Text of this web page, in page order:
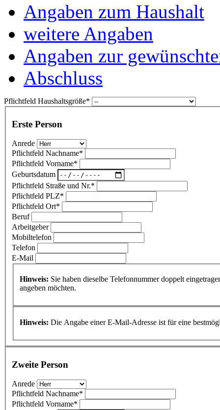
Angaben zum Haushalt
weitere Angaben
Angaben zur
Abschluss
Pflichtfeld Haushaltsgröße*
Erste Person
Anrede
Pflichtfeld Nachname*
Pflichtfeld Vorname*
Geburtsdatum
Pflichtfeld Straße und Nr.*
Pflichtfeld PLZ*
Pflichtfeld Ort*
Beruf
Arbeitgeber
Mobiltelefon
Telefon
E-Mail
Hinweis: Sie haben dieselbe Telefonnummer doppelt
angeben möchten.
Hinweis: Die Angabe einer E-Mail-Adresse ist für eine
Zweite Person
Anrede
Pflichtfeld Nachname*
Pflichtfeld Vorname*